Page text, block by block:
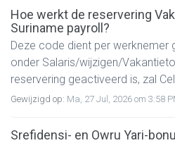
Hoe werkt de reservering
Suriname payroll?
Deze code dient per werknemer
onder Salaris/wijzigen/
reservering geactiveerd is, zal
Gewijzigd op: Ma, 27 Jul, 2026 om 3:58
Srefidensi- en Owru Yari-